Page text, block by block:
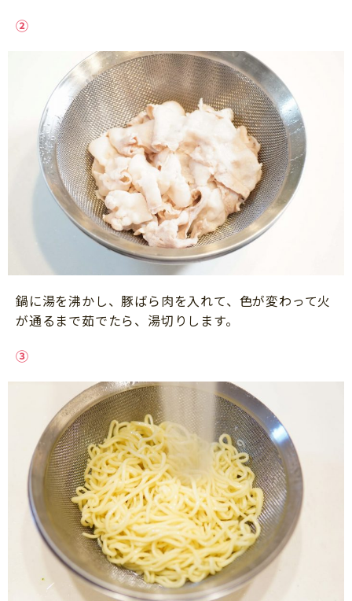
②
鍋に湯を沸かし、豚ばら肉を入れて、色が変わって火
が通るまで茹でたら、湯切りします。
③